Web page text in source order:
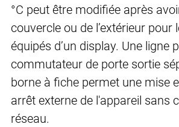
°C peut être modifiée après
couvercle ou de l’extérieur pour
équipés d’un display. Une ligne
commutateur de porte sortie
borne à fiche permet une mise
arrêt externe de l'appareil sans
réseau.